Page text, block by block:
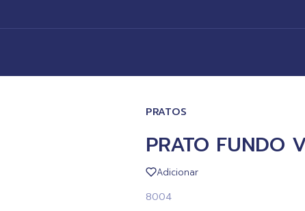
PRATOS
PRATO FUNDO
Adicionar
8004